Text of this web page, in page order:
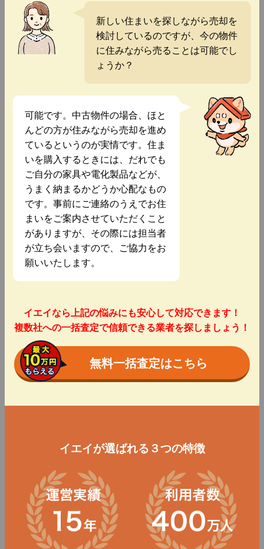
新しい住まいを探しながら売却を
検討しているのですが、今の物件
に住みながら売ることは可能でし
ょうか？
可能です。中古物件の場合、ほと
んどの方が住みながら売却を進め
ているというのが実情です。住ま
いを購入するときには、だれでも
ご自分の家具や電化製品などが、
うまく納まるかどうか心配なもの
です。事前にご連絡のうえでお住
まいをご案内させていただくこと
がありますが、その際には担当者
が立ち会いますので、ご協力をお
願いいたします。
イエイなら上記の悩みにも安心して対応できます！
複数社への一括査定で信頼できる業者を探しましょう！
無料一括査定はこちら
イエイが選ばれる３つの特徴